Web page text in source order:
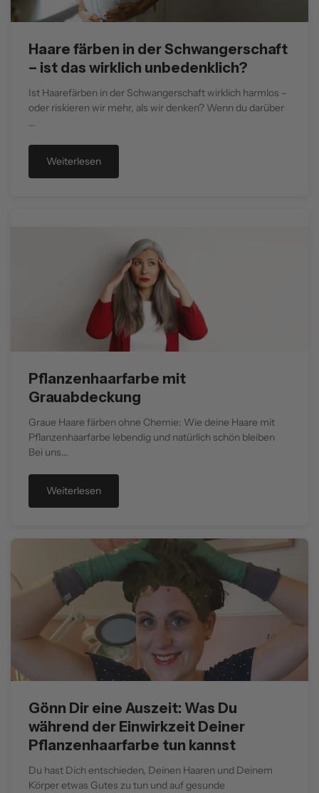
Pflanzenhaarfarbe gefärbt haben.
Haare färben in der Schwangerschaft
– ist das wirklich unbedenklich?
Ist Haarefärben in der Schwangerschaft wirklich harmlos –
oder riskieren wir mehr, als wir denken? Wenn du darüber
...
Weiterlesen
Pflanzenhaarfarbe mit
Grauabdeckung
Graue Haare färben ohne Chemie: Wie deine Haare mit
Pflanzenhaarfarbe lebendig und natürlich schön bleiben
Bei uns...
Weiterlesen
Gönn Dir eine Auszeit: Was Du
während der Einwirkzeit Deiner
Pflanzenhaarfarbe tun kannst
Du hast Dich entschieden, Deinen Haaren und Deinem
Körper etwas Gutes zu tun und auf gesunde